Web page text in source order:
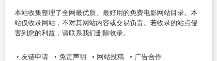
本站收集整理了全网最优质、最好用的免费电影网站目录。本
站仅收录网站，不对其网站内容或交易负责。若收录的站点侵
害到您的利益，请联系我们删除收录。
友链申请 免责声明 网站投稿 广告合作